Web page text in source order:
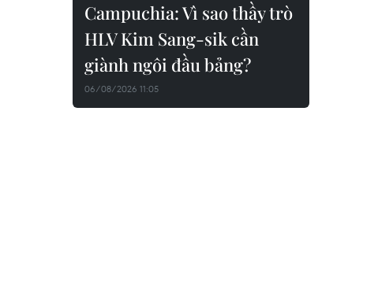
Campuchia: Vì sao thầy trò
HLV Kim Sang-sik cần
giành ngôi đầu bảng?
06/08/2026 11:05